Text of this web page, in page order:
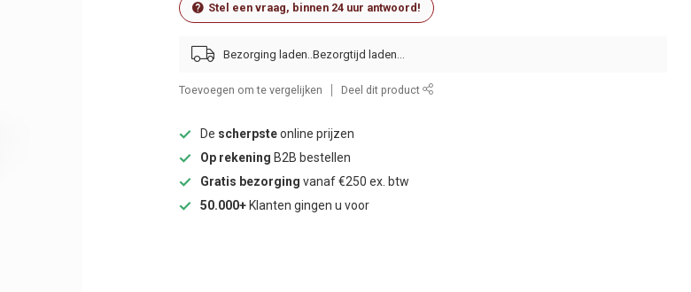
Stel een vraag, binnen 24 uur antwoord!
Bezorging laden..
Toevoegen om te vergelijken Deel dit product
De scherpsteonline prijzen
Op rekening B2B bestellen
Gratis bezorging vanaf €250 ex. btw
50.000+ Klanten gingen u voor